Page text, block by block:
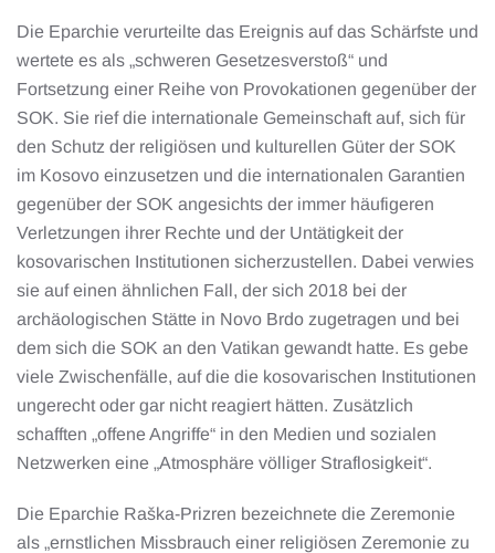
Die Eparchie verurteilte das Ereignis auf das Schärfste und
wertete es als „schweren Gesetzesverstoß“ und
Fortsetzung einer Reihe von Provokationen gegenüber der
SOK. Sie rief die internationale Gemeinschaft auf, sich für
den Schutz der religiösen und kulturellen Güter der SOK
im Kosovo einzusetzen und die internationalen Garantien
gegenüber der SOK angesichts der immer häufigeren
Verletzungen ihrer Rechte und der Untätigkeit der
kosovarischen Institutionen sicherzustellen. Dabei verwies
sie auf einen ähnlichen Fall, der sich 2018 bei der
archäologischen Stätte in Novo Brdo zugetragen und bei
dem sich die SOK an den Vatikan gewandt hatte. Es gebe
viele Zwischenfälle, auf die die kosovarischen Institutionen
ungerecht oder gar nicht reagiert hätten. Zusätzlich
schafften „offene Angriffe“ in den Medien und sozialen
Netzwerken eine „Atmosphäre völliger Straflosigkeit“.
Die Eparchie Raška-Prizren bezeichnete die Zeremonie
als „ernstlichen Missbrauch einer religiösen Zeremonie zu